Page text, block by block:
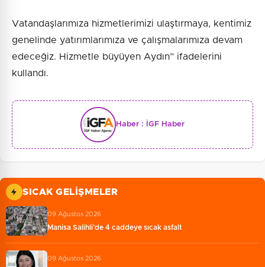
Vatandaşlarımıza hizmetlerimizi ulaştırmaya, kentimiz
genelinde yatırımlarımıza ve çalışmalarımıza devam
edeceğiz. Hizmetle büyüyen Aydın” ifadelerini
kullandı.
Haber : İGF Haber
SICAK GELIŞMELER
09 Ağustos 2026
Manisa Salihli’de 4 caddeye sıcak asfalt
09 Ağustos 2026